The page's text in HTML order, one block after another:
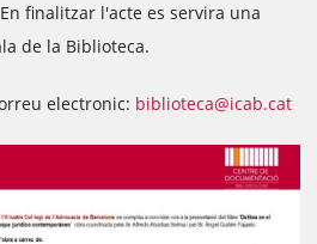
finalitzar l'acte es servira una
de la Biblioteca.
electronic: biblioteca@icab.cat